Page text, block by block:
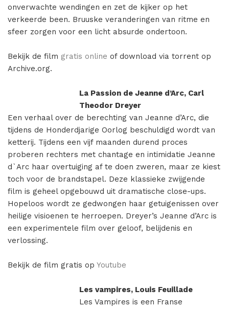
onverwachte wendingen en zet de kijker op het
verkeerde been. Bruuske veranderingen van ritme en
sfeer zorgen voor een licht absurde ondertoon.
Bekijk de film gratis online of download via torrent op
Archive.org.
La Passion de Jeanne d’Arc, Carl
Theodor Dreyer
Een verhaal over de berechting van Jeanne d’Arc, die
tijdens de Honderdjarige Oorlog beschuldigd wordt van
ketterij. Tijdens een vijf maanden durend proces
proberen rechters met chantage en intimidatie Jeanne
d`Arc haar overtuiging af te doen zweren, maar ze kiest
toch voor de brandstapel. Deze klassieke zwijgende
film is geheel opgebouwd uit dramatische close-ups.
Hopeloos wordt ze gedwongen haar getuigenissen over
heilige visioenen te herroepen. Dreyer’s Jeanne d’Arc is
een experimentele film over geloof, belijdenis en
verlossing.
Bekijk de film gratis op Youtube
Les vampires, Louis Feuillade
Les Vampires is een Franse